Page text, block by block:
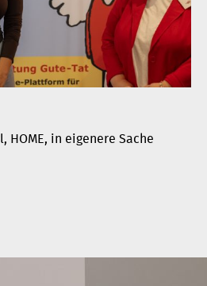
, HOME, in eigenere Sache